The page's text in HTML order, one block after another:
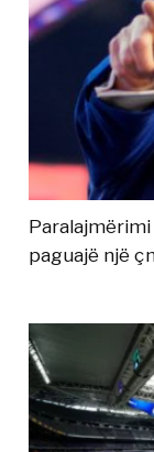
paguajë një